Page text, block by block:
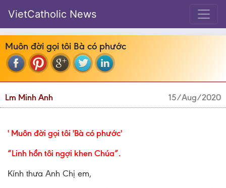
VietCatholic News
Muôn đời gọi tôi Bà có phước
Lm Minh Anh 15/Aug/2020
' Muôn đời gọi tôi 'Bà có phước'
“Linh hồn tôi ngợi khen Chúa”.
Kính thưa Anh Chị em,